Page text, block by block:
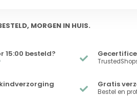
MORGEN IN HUIS.
15:00 besteld?
Gratis
Bestel en